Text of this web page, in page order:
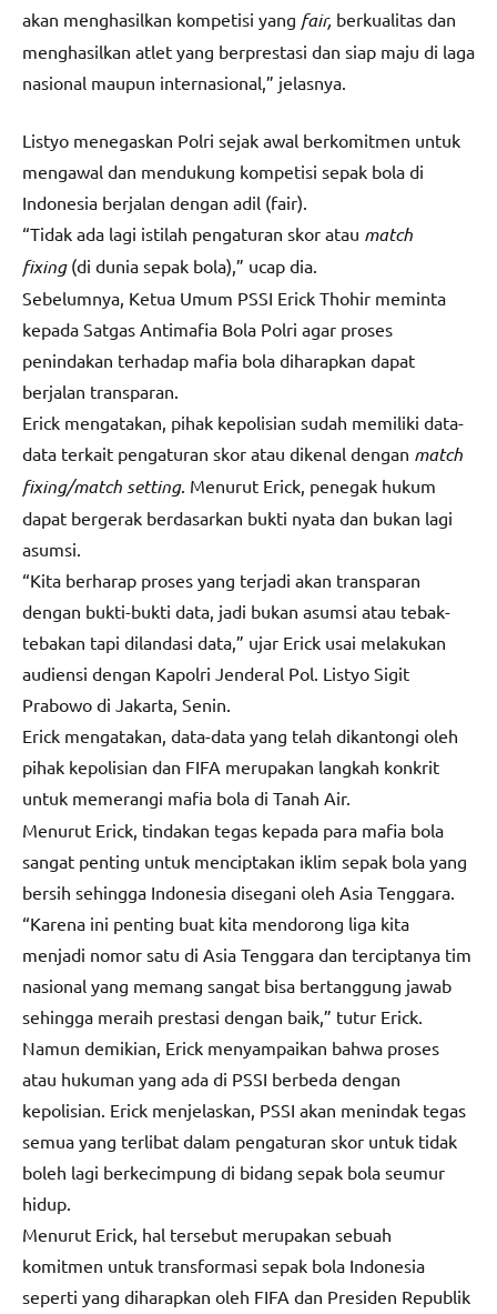
akan menghasilkan kompetisi yang fair, berkualitas dan
menghasilkan atlet yang berprestasi dan siap maju di laga
nasional maupun internasional,” jelasnya.
Listyo menegaskan Polri sejak awal berkomitmen untuk
mengawal dan mendukung kompetisi sepak bola di
Indonesia berjalan dengan adil (fair).
“Tidak ada lagi istilah pengaturan skor atau match
fixing(di dunia sepak bola),” ucap dia.
Sebelumnya, Ketua Umum PSSI Erick Thohir meminta
kepada Satgas Antimafia Bola Polri agar proses
penindakan terhadap mafia bola diharapkan dapat
berjalan transparan.
Erick mengatakan, pihak kepolisian sudah memiliki data-
data terkait pengaturan skor atau dikenal dengan match
fixing/match setting. Menurut Erick, penegak hukum
dapat bergerak berdasarkan bukti nyata dan bukan lagi
asumsi.
“Kita berharap proses yang terjadi akan transparan
dengan bukti-bukti data, jadi bukan asumsi atau tebak-
tebakan tapi dilandasi data,” ujar Erick usai melakukan
audiensi dengan Kapolri Jenderal Pol. Listyo Sigit
Prabowo di Jakarta, Senin.
Erick mengatakan, data-data yang telah dikantongi oleh
pihak kepolisian dan FIFA merupakan langkah konkrit
untuk memerangi mafia bola di Tanah Air.
Menurut Erick, tindakan tegas kepada para mafia bola
sangat penting untuk menciptakan iklim sepak bola yang
bersih sehingga Indonesia disegani oleh Asia Tenggara.
“Karena ini penting buat kita mendorong liga kita
menjadi nomor satu di Asia Tenggara dan terciptanya tim
nasional yang memang sangat bisa bertanggung jawab
sehingga meraih prestasi dengan baik,” tutur Erick.
Namun demikian, Erick menyampaikan bahwa proses
atau hukuman yang ada di PSSI berbeda dengan
kepolisian. Erick menjelaskan, PSSI akan menindak tegas
semua yang terlibat dalam pengaturan skor untuk tidak
boleh lagi berkecimpung di bidang sepak bola seumur
hidup.
Menurut Erick, hal tersebut merupakan sebuah
komitmen untuk transformasi sepak bola Indonesia
seperti yang diharapkan oleh FIFA dan Presiden Republik